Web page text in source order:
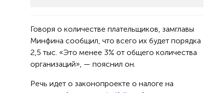
Говоря о количестве плательщиков, замглавы
Минфина сообщил, что всего их будет порядка
2,5 тыс. «Это менее 3% от общего количества
организаций», — пояснил он.
Речь идет о законопроекте о налоге на